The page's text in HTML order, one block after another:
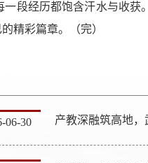
段经历都饱含汗水与收获
精彩篇章。（完）
06-30